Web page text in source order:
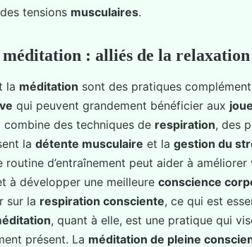
tensions musculaires.
méditation : alliés de la
la méditation sont des pratiques
qui peuvent grandement bénéficier aux
combine des techniques de respiration, des
la détente musculaire et la gestion du
routine d’entraînement peut aider à améliorer
à développer une meilleure conscience
sur la respiration consciente, ce qui est
, quant à elle, est une pratique qui
présent. La méditation de pleine